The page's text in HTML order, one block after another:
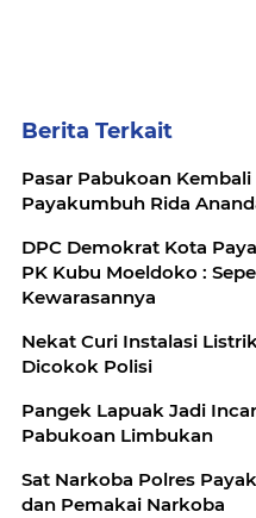
Berita Terkait
Pasar Pabukoan
Payakumbuh Rida
DPC Demokrat Kota
PK Kubu Moeldoko :
Kewarasannya
Nekat Curi Instalasi
Dicokok Polisi
Pangek Lapuak Jadi
Pabukoan Limbukan
Sat Narkoba Polres
dan Pemakai Narkoba